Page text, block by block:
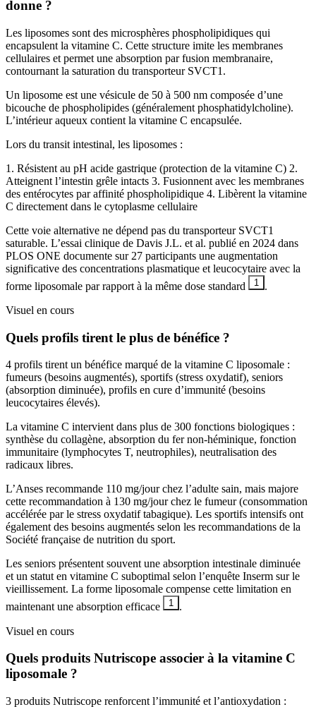
donne ?
Les liposomes sont des microsphères phospholipidiques qui
encapsulent la vitamine C. Cette structure imite les membranes
cellulaires et permet une absorption par fusion membranaire,
contournant la saturation du transporteur SVCT1.
Un liposome est une vésicule de 50 à 500 nm composée d’une
bicouche de phospholipides (généralement phosphatidylcholine).
L’intérieur aqueux contient la vitamine C encapsulée.
Lors du transit intestinal, les liposomes :
1. Résistent au pH acide gastrique (protection de la vitamine C) 2.
Atteignent l’intestin grêle intacts 3. Fusionnent avec les membranes
des entérocytes par affinité phospholipidique 4. Libèrent la vitamine
C directement dans le cytoplasme cellulaire
Cette voie alternative ne dépend pas du transporteur SVCT1
saturable. L’essai clinique de Davis J.L. et al. publié en 2024 dans
PLOS ONE documente sur 27 participants une augmentation
significative des concentrations plasmatique et leucocytaire avec la
forme liposomale par rapport à la même dose standard
1
.
Visuel en cours
Quels profils tirent le plus de bénéfice ?
4 profils tirent un bénéfice marqué de la vitamine C liposomale :
fumeurs (besoins augmentés), sportifs (stress oxydatif), seniors
(absorption diminuée), profils en cure d’immunité (besoins
leucocytaires élevés).
La vitamine C intervient dans plus de 300 fonctions biologiques :
synthèse du collagène, absorption du fer non-héminique, fonction
immunitaire (lymphocytes T, neutrophiles), neutralisation des
radicaux libres.
L’Anses recommande 110 mg/jour chez l’adulte sain, mais majore
cette recommandation à 130 mg/jour chez le fumeur (consommation
accélérée par le stress oxydatif tabagique). Les sportifs intensifs ont
également des besoins augmentés selon les recommandations de la
Société française de nutrition du sport.
Les seniors présentent souvent une absorption intestinale diminuée
et un statut en vitamine C suboptimal selon l’enquête Inserm sur le
vieillissement. La forme liposomale compense cette limitation en
maintenant une absorption efficace
1 .
Visuel en cours
Quels produits Nutriscope associer à la vitamine C
liposomale ?
3 produits Nutriscope renforcent l’immunité et l’antioxydation :